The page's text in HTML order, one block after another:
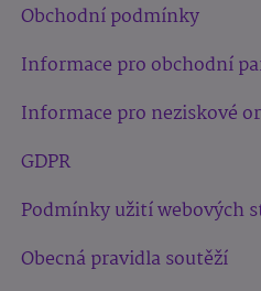
Obchodní podmínky
Informace pro obchodní
Informace pro neziskové
GDPR
Podmínky užití webových
Obecná pravidla soutěží